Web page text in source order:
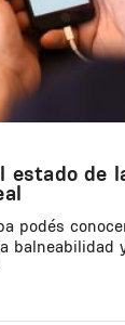
estado de
podés
balneabilidad